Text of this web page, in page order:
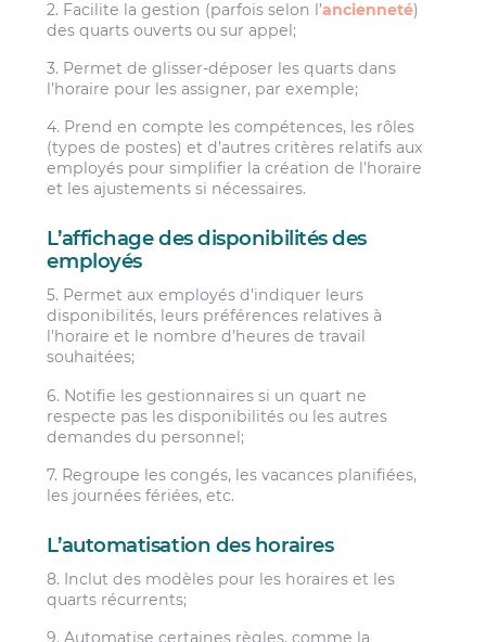
2. Facilite la gestion (parfois selon l’ancienneté)
des quarts ouverts ou sur appel;
3. Permet de glisser-déposer les quarts dans
l’horaire pour les assigner, par exemple;
4. Prend en compte les compétences, les rôles
(types de postes) et d’autres critères relatifs aux
employés pour simplifier la création de l’horaire
et les ajustements si nécessaires.
L’affichage des disponibilités des
employés
5. Permet aux employés d’indiquer leurs
disponibilités, leurs préférences relatives à
l’horaire et le nombre d’heures de travail
souhaitées;
6. Notifie les gestionnaires si un quart ne
respecte pas les disponibilités ou les autres
demandes du personnel;
7. Regroupe les congés, les vacances planifiées,
les journées fériées, etc.
L’automatisation des horaires
8. Inclut des modèles pour les horaires et les
quarts récurrents;
9. Automatise certaines règles, comme la